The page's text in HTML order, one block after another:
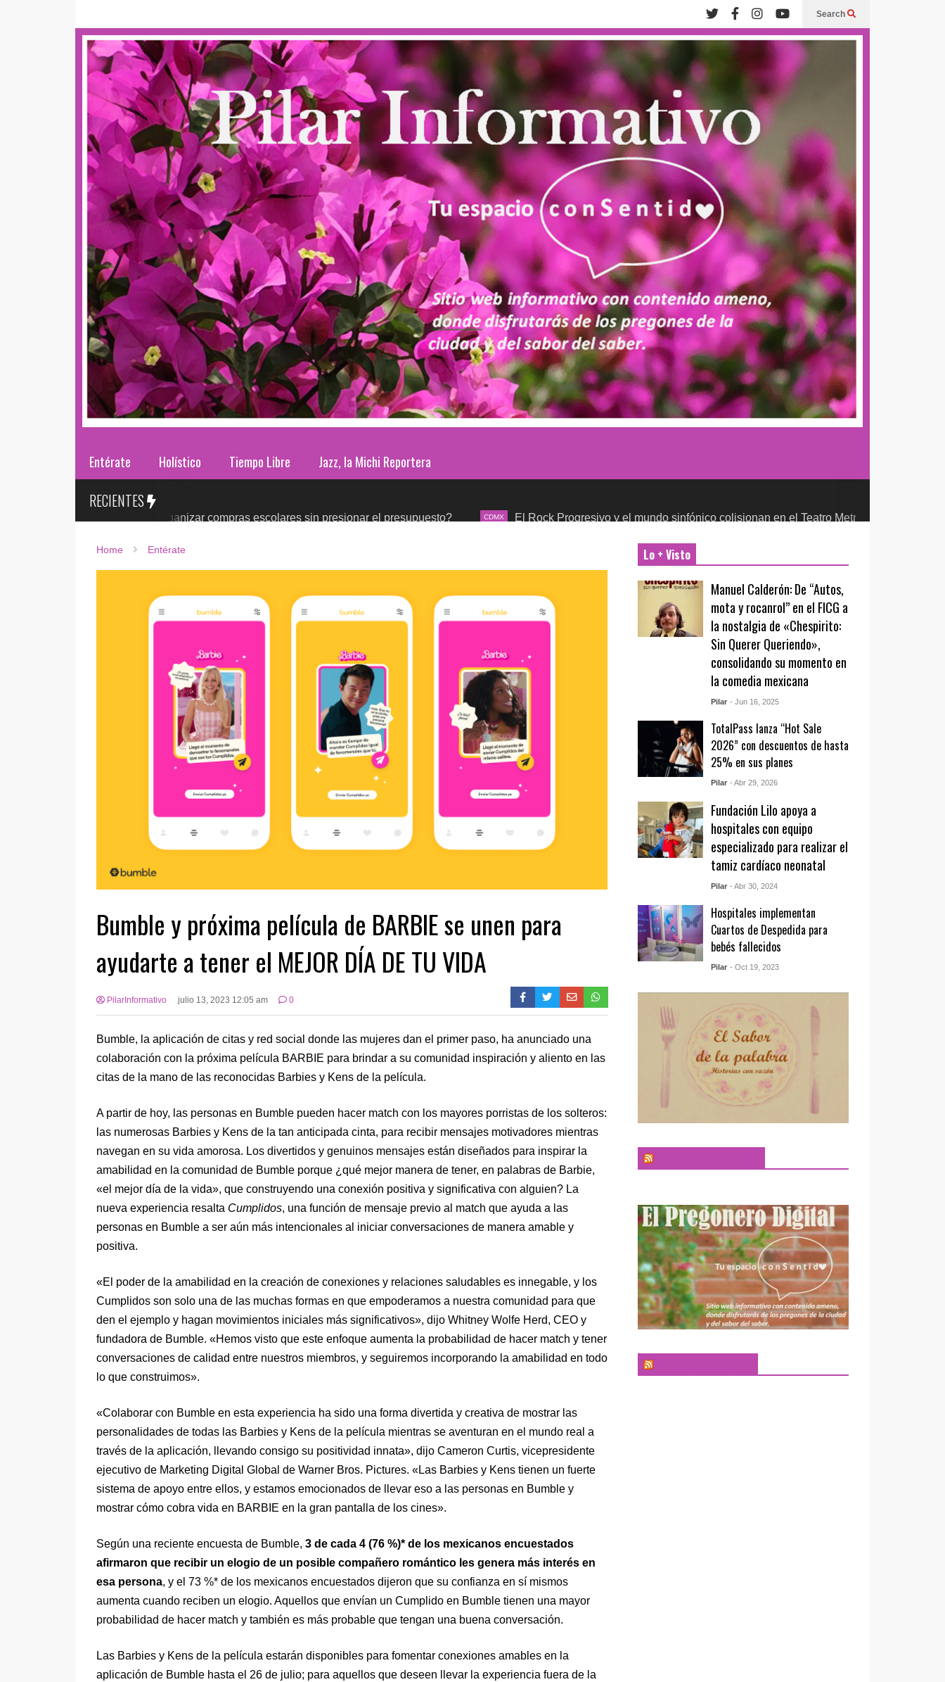
Search
Entérate Holístico Tiempo Libre Jazz, la Michi Reportera
RECIENTES
2026: ¿cómo organizar compras escolares sin presionar el presupuesto? CDMX El Rock Progresivo y el mundo sinfónico colisionan en el Teatro Metropólitan
Home Entérate
Bumble y próxima película de BARBIE se unen para
ayudarte a tener el MEJOR DÍA DE TU VIDA
PilarInformativo julio 13, 2023 12:05 am 0
Bumble, la aplicación de citas y red social donde las mujeres dan el primer paso, ha anunciado una
colaboración con la próxima película BARBIE para brindar a su comunidad inspiración y aliento en las
citas de la mano de las reconocidas Barbies y Kens de la película.
A partir de hoy, las personas en Bumble pueden hacer match con los mayores porristas de los solteros:
las numerosas Barbies y Kens de la tan anticipada cinta, para recibir mensajes motivadores mientras
navegan en su vida amorosa. Los divertidos y genuinos mensajes están diseñados para inspirar la
amabilidad en la comunidad de Bumble porque ¿qué mejor manera de tener, en palabras de Barbie,
«el mejor día de la vida», que construyendo una conexión positiva y significativa con alguien? La
nueva experiencia resalta Cumplidos, una función de mensaje previo al match que ayuda a las
personas en Bumble a ser aún más intencionales al iniciar conversaciones de manera amable y
positiva.
«El poder de la amabilidad en la creación de conexiones y relaciones saludables es innegable, y los
Cumplidos son solo una de las muchas formas en que empoderamos a nuestra comunidad para que
den el ejemplo y hagan movimientos iniciales más significativos», dijo Whitney Wolfe Herd, CEO y
fundadora de Bumble. «Hemos visto que este enfoque aumenta la probabilidad de hacer match y tener
conversaciones de calidad entre nuestros miembros, y seguiremos incorporando la amabilidad en todo
lo que construimos».
«Colaborar con Bumble en esta experiencia ha sido una forma divertida y creativa de mostrar las
personalidades de todas las Barbies y Kens de la película mientras se aventuran en el mundo real a
través de la aplicación, llevando consigo su positividad innata», dijo Cameron Curtis, vicepresidente
ejecutivo de Marketing Digital Global de Warner Bros. Pictures. «Las Barbies y Kens tienen un fuerte
sistema de apoyo entre ellos, y estamos emocionados de llevar eso a las personas en Bumble y
mostrar cómo cobra vida en BARBIE en la gran pantalla de los cines».
Según una reciente encuesta de Bumble, 3 de cada 4 (76 %)* de los mexicanos encuestados
afirmaron que recibir un elogio de un posible compañero romántico les genera más interés en
esa persona, y el 73 %* de los mexicanos encuestados dijeron que su confianza en sí mismos
aumenta cuando reciben un elogio. Aquellos que envían un Cumplido en Bumble tienen una mayor
probabilidad de hacer match y también es más probable que tengan una buena conversación.
Las Barbies y Kens de la película estarán disponibles para fomentar conexiones amables en la
aplicación de Bumble hasta el 26 de julio; para aquellos que deseen llevar la experiencia fuera de la
Lo + Visto
Manuel Calderón: De “Autos,
mota y rocanrol” en el FICG a
la nostalgia de «Chespirito:
Sin Querer Queriendo»,
consolidando su momento en
la comedia mexicana
Pilar - Jun 16, 2025
TotalPass lanza “Hot Sale
2026” con descuentos de hasta
25% en sus planes
Pilar - Abr 29, 2026
Fundación Lilo apoya a
hospitales con equipo
especializado para realizar el
tamiz cardíaco neonatal
Pilar - Abr 30, 2024
Hospitales implementan
Cuartos de Despedida para
bebés fallecidos
Pilar - Oct 19, 2023